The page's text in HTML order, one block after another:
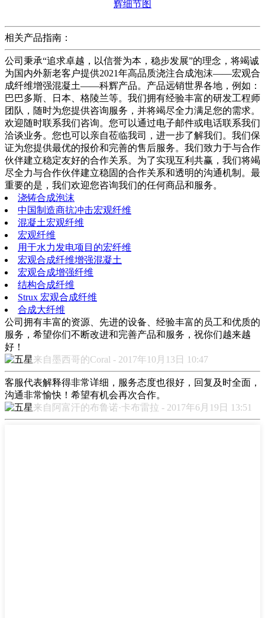
相关产品指南：
公司秉承“追求卓越，以信誉为本，稳步发展”的理念，将竭诚
为国内外新老客户提供2021年高品质浇注合成泡沫——宏观合
成纤维增强混凝土——科辉产品。产品远销世界各地，例如：
巴巴多斯、日本、格陵兰等。我们拥有经验丰富的研发工程师
团队，随时为您提供咨询服务，并将竭尽全力满足您的需求。
欢迎随时联系我们咨询。您可以通过电子邮件或电话联系我们
洽谈业务。您也可以亲自莅临我司，进一步了解我们。我们保
证为您提供最优的报价和完善的售后服务。我们致力于与合作
伙伴建立稳定友好的合作关系。为了实现互利共赢，我们将竭
尽全力与合作伙伴建立稳固的合作关系和透明的沟通机制。最
重要的是，我们欢迎您咨询我们的任何商品和服务。
浇铸合成泡沫
中国制造商抗冲击宏观纤维
混凝土宏观纤维
宏观纤维
用于水力发电项目的宏纤维
宏观合成纤维增强混凝土
宏观合成增强纤维
结构合成纤维
Strux 宏观合成纤维
合成大纤维
公司拥有丰富的资源、先进的设备、经验丰富的员工和优质的
服务，希望你们不断改进和完善产品和服务，祝你们越来越
好！
来自墨西哥的Coral - 2017年10月13日 10:47
客服代表解释得非常详细，服务态度也很好，回复及时全面，
沟通非常愉快！希望有机会再次合作。
来自阿富汗的布鲁诺·卡布雷拉 - 2017年6月19日 13:51